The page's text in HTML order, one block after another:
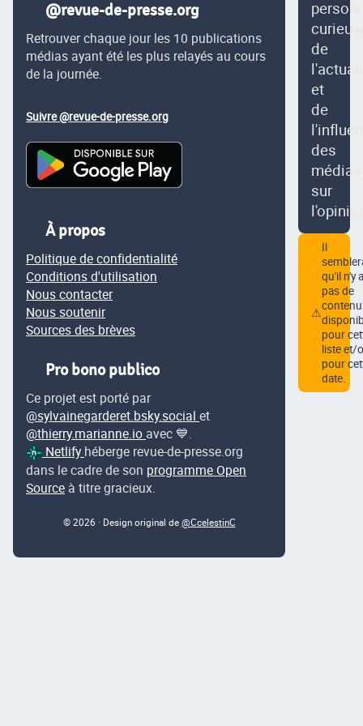
@revue-de-presse.org
Retrouver chaque jour les 10 publications
médias ayant été les plus relayés au cours
de la journée.
Suivre @revue-de-presse.org
À propos
Politique de confidentialité
Conditions d'utilisation
Nous contacter
Nous soutenir
Sources des brèves
Pro bono publico
Ce projet est porté par
@sylvainegarderet.bsky.social et
@thierry.marianne.io avec 💙.
Netlify héberge revue-de-presse.org
dans le cadre de son programme Open
Source à titre gracieux.
© 2026 · Design original de @CcelestinC
de
et
de
des
médias
sur
⚠
Il
qu'il n'y a
pas de
contenu
pour
liste et/
pour
date.